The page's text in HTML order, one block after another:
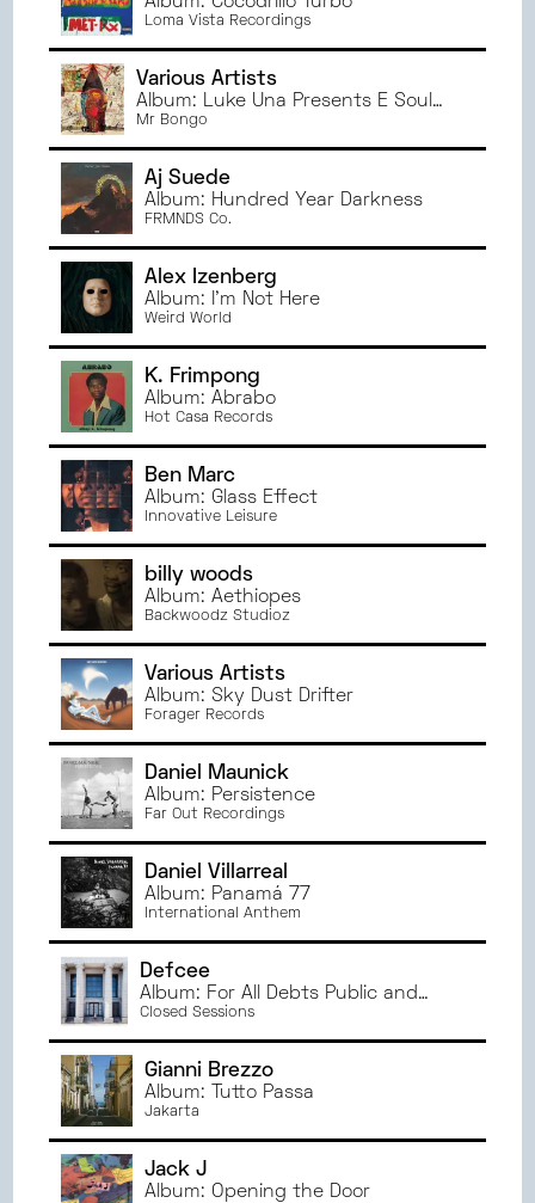
NOVEMBRE2024
OCTOBRE
SEPTEMBRE
2024
JUIN 2024
MAI2024
AVRIL
MARS
2024
FÉVRIER2024
JANVIER2024
DÉCEMBRE2023
NOVEMBRE2023
OCTOBRE2023
SEPTEMBRE 2023
JUIN2023
AVRIL
2023
MARS
2023
FÉVRIER
JANVIER2023
JUIN
2022
2022
AVRIL
MARS
2022
DIJON
TOULOUSE
ORLÉANS
MONTPELLIER
TOURS
BORDEAUX
BREST
RENNES
Loma Vista Recordings
Various Artists
Album: Luke Una Presents É Soul
Cultura
Mr Bongo
Aj Suede
Album: Hundred Year Darkness
FRMNDS Co.
Alex Izenberg
Album: I'm Not Here
Weird World
K. Frimpong
Album: Abrabo
Hot Casa Records
Ben Marc
Album: Glass Effect
Innovative Leisure
billy woods
Album: Aethiopes
Backwoodz Studioz
Various Artists
Album: Sky Dust Drifter
Forager Records
Daniel Maunick
Album: Persistence
Far Out Recordings
Daniel Villarreal
Album: Panamá 77
International Anthem
Defcee
Album: For All Debts Public and
Private
Closed Sessions
Gianni Brezzo
Album: Tutto Passa
Jakarta
Jack J
Album: Opening the Door